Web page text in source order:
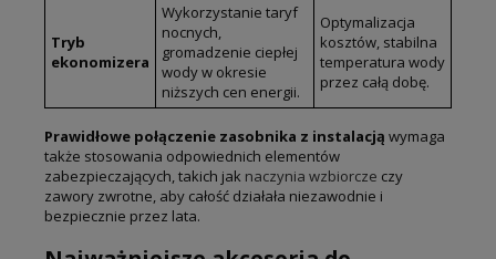
Tryb
ekonomizera
Wykorzystanie taryf
nocnych,
gromadzenie ciepłej
wody w okresie
niższych cen energii.
Optymalizacja
kosztów, stabilna
temperatura wody
przez całą dobę.
Prawidłowe połączenie zasobnika z instalacją wymaga
także stosowania odpowiednich elementów
zabezpieczających, takich jak naczynia wzbiorcze czy
zawory zwrotne, aby całość działała niezawodnie i
bezpiecznie przez lata.